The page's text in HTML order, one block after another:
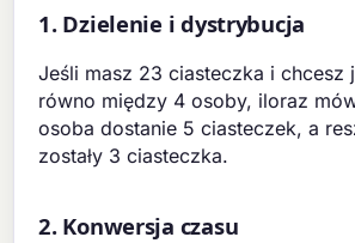
1. Dzielenie i dystrybucja
Jeśli masz 23 ciasteczka i chcesz
równo między 4 osoby, iloraz
osoba dostanie 5 ciasteczek, a
zostały 3 ciasteczka.
2. Konwersja czasu